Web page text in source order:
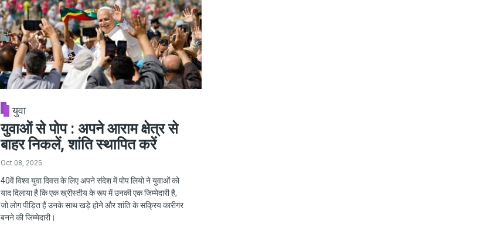
युवा
युवाओं से पोप : अपने आराम क्षेत्र से
बाहर निकलें, शांति स्थापित करें
Oct 08, 2025
40वें विश्व युवा दिवस के लिए अपने संदेश में पोप लियो ने युवाओं को
याद दिलाया है कि एक ख्रीस्तीय के रूप में उनकी एक जिम्मेदारी है,
जो लोग पीड़ित हैं उनके साथ खड़े होने और शांति के सक्रिय कारीगर
बनने की जिम्मेदारी।